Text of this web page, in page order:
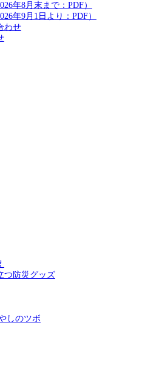
年8月末まで：PDF）
年9月1日より：PDF）
わせ
つ防災グッズ
しのツボ